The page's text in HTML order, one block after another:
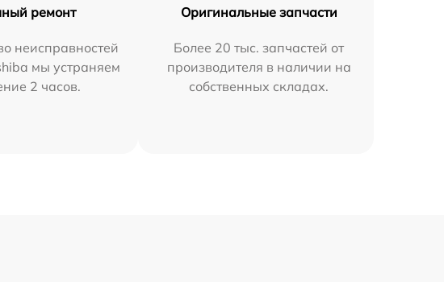
ремонт
неисправностей
мы устраняем
2 часов.
Оригинальные запчасти
Более 20 тыс. запчастей от
производителя в наличии на
собственных складах.